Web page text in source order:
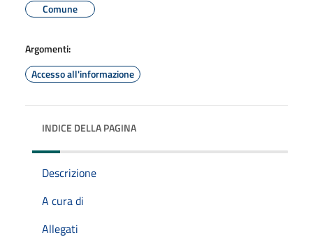
Comune
Argomenti:
Accesso all'informazione
INDICE DELLA PAGINA
Descrizione
A cura di
Allegati